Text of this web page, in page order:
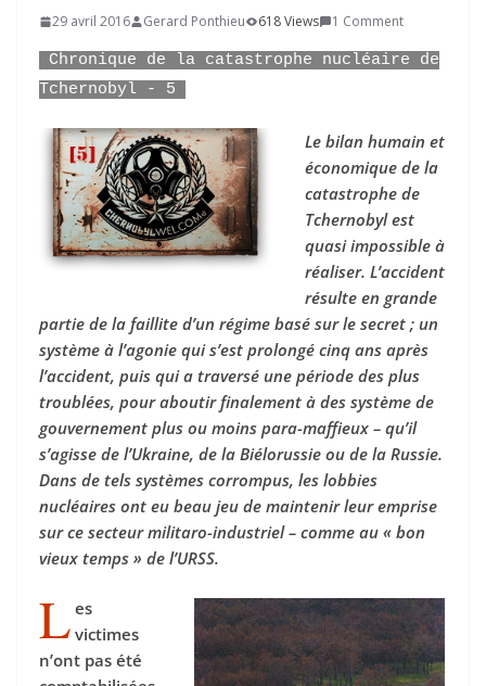
29 avril 2016 Gerard Ponthieu 618 Views 1 Comment
Chronique de la catastrophe nucléaire de
Tchernobyl - 5
Le bilan humain et
économique de la
catastrophe de
Tchernobyl est
quasi impossible à
réaliser. L’accident
résulte en grande
partie de la faillite d’un régime basé sur le secret ; un
système à l’agonie qui s’est prolongé cinq ans après
l’accident, puis qui a traversé une période des plus
troublées, pour aboutir finalement à des système de
gouvernement plus ou moins para-maffieux – qu’il
s’agisse de l’Ukraine, de la Biélorussie ou de la Russie.
Dans de tels systèmes corrompus, les lobbies
nucléaires ont eu beau jeu de maintenir leur emprise
sur ce secteur militaro-industriel – comme au « bon
vieux temps » de l’URSS.
L es
victimes
n’ont pas été